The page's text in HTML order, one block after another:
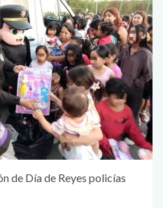
de Día de Reyes policías